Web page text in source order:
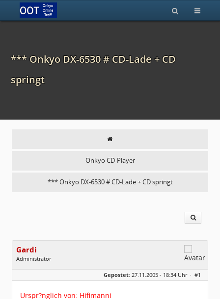
*** Onkyo DX-6530 # CD-Lade + CD
springt
Onkyo CD-Player
*** Onkyo DX-6530 # CD-Lade + CD springt
Gardi
Administrator
Geschlecht:
Homepage:
Gardi.de
Gepostet: 27.11.2005 - 18:34 Uhr · #1
Urspr?nglich von: Hifimanni